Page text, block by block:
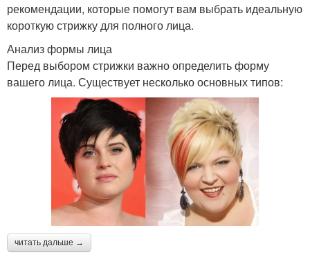
рекомендации, которые помогут вам выбрать идеальную
короткую стрижку для полного лица.
Анализ формы лица
Перед выбором стрижки важно определить форму
вашего лица. Существует несколько основных типов:
читать дальше →